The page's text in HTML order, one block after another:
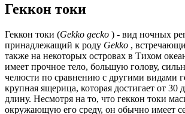
Геккон токи
Геккон токи (Gekko gecko ) - вид ночных
принадлежащий к роду Gekko ,
также на некоторых островах в Тихом
имеет прочное тело, большую голову,
челюсти по сравнению с другими видами
крупная ящерица, которая достигает от 30
длину. Несмотря на то, что геккон токи
окружающую его среду, он обычно имеет